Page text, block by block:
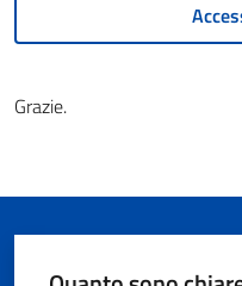
Seguici
Grazie.